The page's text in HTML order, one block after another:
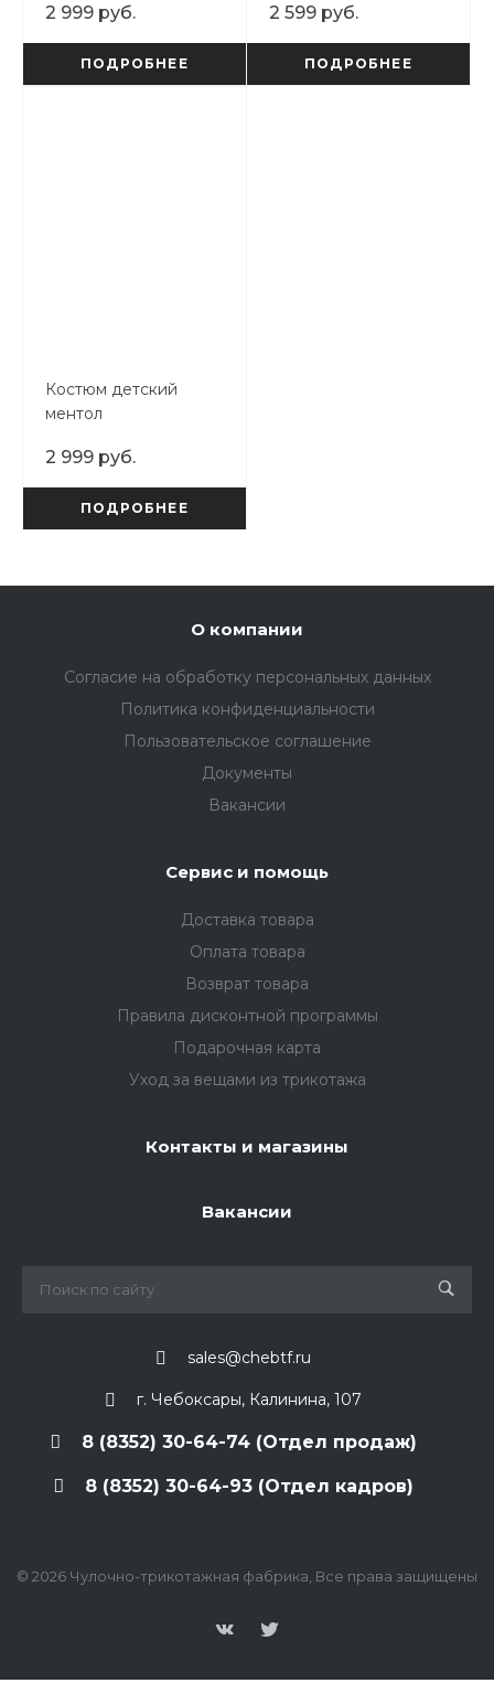
2 999 руб.
ПОДРОБНЕЕ
2 599 руб.
ПОДРОБНЕЕ
Костюм детский
ментол
2 999 руб.
ПОДРОБНЕЕ
О компании
Согласие на обработку персональных данных
Политика конфиденциальности
Пользовательское соглашение
Документы
Вакансии
Сервис и помощь
Доставка товара
Оплата товара
Возврат товара
Правила дисконтной программы
Подарочная карта
Уход за вещами из трикотажа
Контакты и магазины
Вакансии
sales@chebtf.ru
г. Чебоксары, Калинина, 107
8 (8352) 30-64-74 (Отдел продаж)
8 (8352) 30-64-93 (Отдел кадров)
© 2026 Чулочно-трикотажная фабрика, Все права защищены